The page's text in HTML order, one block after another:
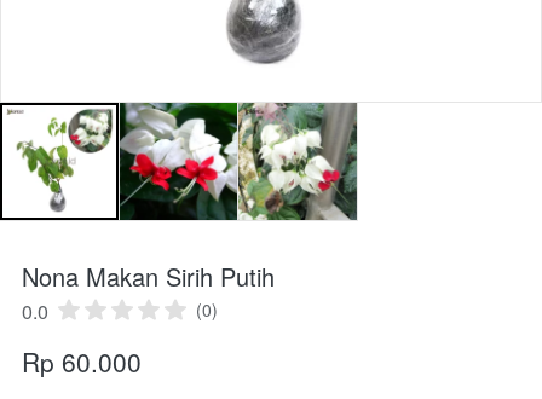
Nona Makan Sirih Putih
0.0 (0)
Rp 60.000